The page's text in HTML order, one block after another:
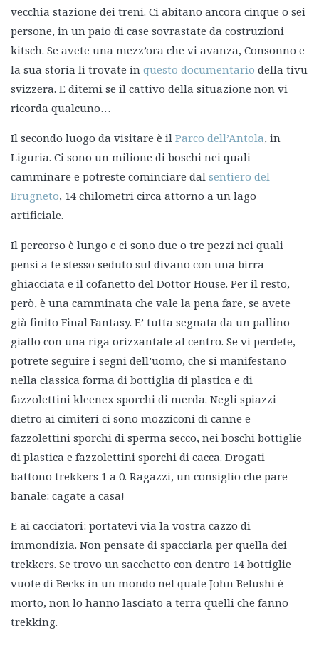
vecchia stazione dei treni. Ci abitano ancora cinque o sei
persone, in un paio di case sovrastate da costruzioni
kitsch. Se avete una mezz’ora che vi avanza, Consonno e
la sua storia lì trovate in questo documentario della tivu
svizzera. E ditemi se il cattivo della situazione non vi
ricorda qualcuno…
Il secondo luogo da visitare è il Parco dell’Antola, in
Liguria. Ci sono un milione di boschi nei quali
camminare e potreste cominciare dal sentiero del
Brugneto, 14 chilometri circa attorno a un lago
artificiale.
Il percorso è lungo e ci sono due o tre pezzi nei quali
pensi a te stesso seduto sul divano con una birra
ghiacciata e il cofanetto del Dottor House. Per il resto,
però, è una camminata che vale la pena fare, se avete
già finito Final Fantasy. E’ tutta segnata da un pallino
giallo con una riga orizzantale al centro. Se vi perdete,
potrete seguire i segni dell’uomo, che si manifestano
nella classica forma di bottiglia di plastica e di
fazzolettini kleenex sporchi di merda. Negli spiazzi
dietro ai cimiteri ci sono mozziconi di canne e
fazzolettini sporchi di sperma secco, nei boschi bottiglie
di plastica e fazzolettini sporchi di cacca. Drogati
battono trekkers 1 a 0. Ragazzi, un consiglio che pare
banale: cagate a casa!
E ai cacciatori: portatevi via la vostra cazzo di
immondizia. Non pensate di spacciarla per quella dei
trekkers. Se trovo un sacchetto con dentro 14 bottiglie
vuote di Becks in un mondo nel quale John Belushi è
morto, non lo hanno lasciato a terra quelli che fanno
trekking.